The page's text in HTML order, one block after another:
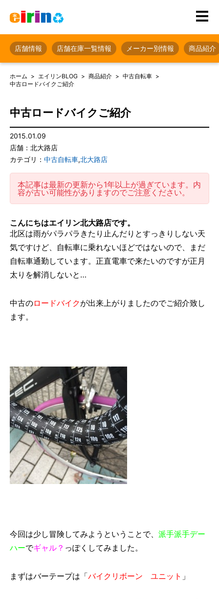
店舗情報 店舗在庫一覧情報 メーカー別情報 商品紹介
ホーム エイリンBLOG 商品紹介
中古自転車
中古ロードバイクご紹介
中古ロードバイクご紹介
2015.01.09
店舗：北大路店
カテゴリ： 中古自転車,北大路店
本記事は最新の更新から1年以上が過ぎています。内
容が古い可能性がありますのでご注意ください。
こんにちはエイリン北大路店です。
北区は雨がパラパラきたり止んだりとすっきりしない天
気ですけど、自転車に乗れないほどではないので、まだ
自転車通勤しています。正直電車で来たいのですが正月
太りを解消しないと…
中古のロードバイクが出来上がりましたのでご紹介致し
ます。
今回は少し冒険してみようということで、 派手派手デー
ハーでギャル？ っぽくしてみました。
まずはバーテープは「バイクリボーン ユニット 」